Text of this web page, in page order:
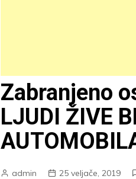
Zabranjeno
LJUDI ŽIVE
admin 25 veljače, 2019